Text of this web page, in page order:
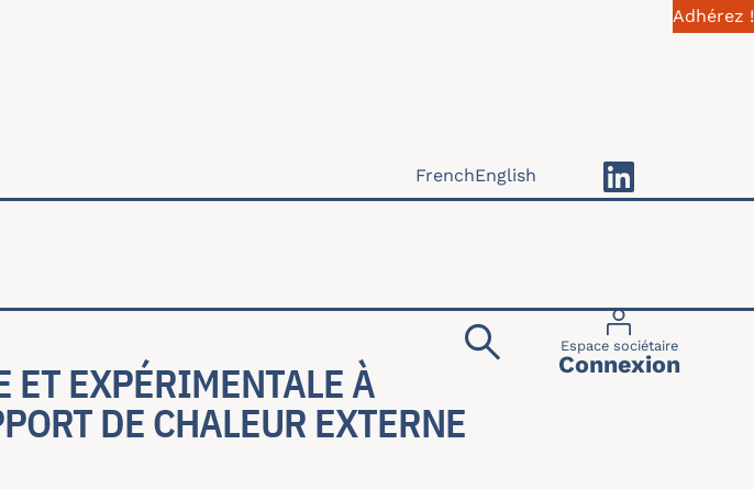
Adhérez !
Menu du
Espace sociétaire
Connexion
FrenchEnglish
EXPÉRIMENTALE À
DE CHALEUR EXTERNE